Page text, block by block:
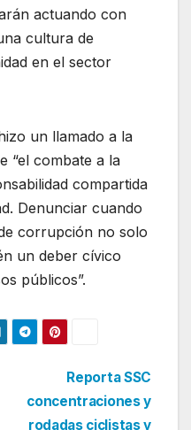
actuando con
cultura de
en el sector
un llamado a la
“el combate a la
compartida
Denunciar cuando
corrupción no solo
un deber cívico
públicos”.
Reporta SSC
concentraciones y
rodadas ciclistas y